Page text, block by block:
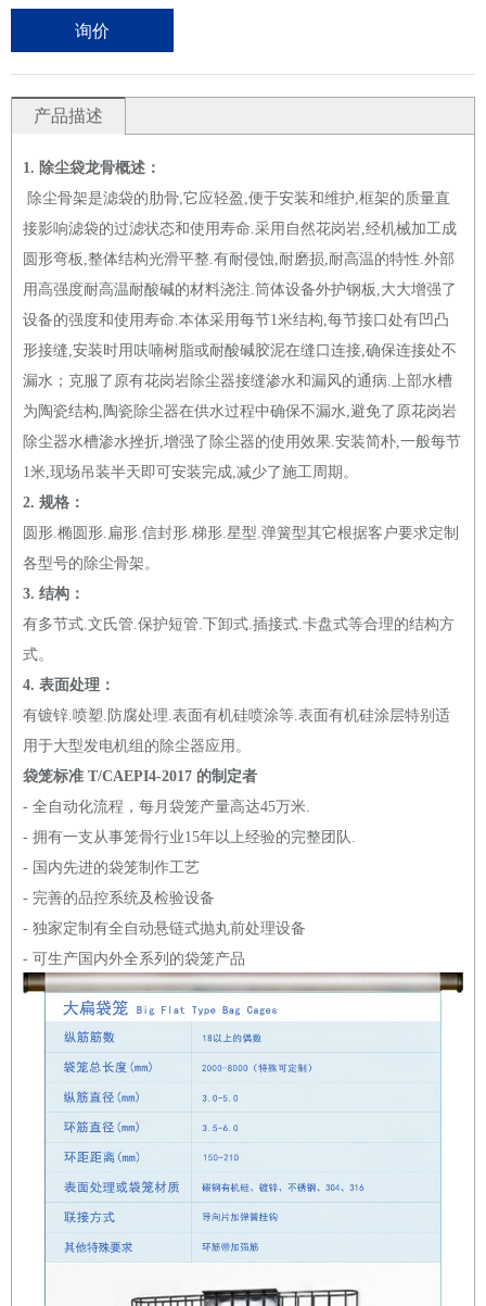
询价
产品描述
1. 除尘袋龙骨概述：
除尘骨架是滤袋的肋骨,它应轻盈,便于安装和维护,框架的质量直
接影响滤袋的过滤状态和使用寿命.采用自然花岗岩,经机械加工成
圆形弯板,整体结构光滑平整.有耐侵蚀,耐磨损,耐高温的特性.外部
用高强度耐高温耐酸碱的材料浇注.筒体设备外护钢板,大大增强了
设备的强度和使用寿命.本体采用每节1米结构,每节接口处有凹凸
形接缝,安装时用呋喃树脂或耐酸碱胶泥在缝口连接,确保连接处不
漏水；克服了原有花岗岩除尘器接缝渗水和漏风的通病.上部水槽
为陶瓷结构,陶瓷除尘器在供水过程中确保不漏水,避免了原花岗岩
除尘器水槽渗水挫折,增强了除尘器的使用效果.安装简朴,一般每节
1米,现场吊装半天即可安装完成,减少了施工周期。
2. 规格：
圆形.椭圆形.扁形.信封形.梯形.星型.弹簧型其它根据客户要求定制
各型号的除尘骨架。
3. 结构：
有多节式.文氏管.保护短管.下卸式.插接式.卡盘式等合理的结构方
式。
4. 表面处理：
有镀锌.喷塑.防腐处理.表面有机硅喷涂等.表面有机硅涂层特别适
用于大型发电机组的除尘器应用。
袋笼标准 T/CAEPI4-2017 的制定者
- 全自动化流程，每月袋笼产量高达45万米.
- 拥有一支从事笼骨行业15年以上经验的完整团队.
- 国内先进的袋笼制作工艺
- 完善的品控系统及检验设备
- 独家定制有全自动悬链式抛丸前处理设备
- 可生产国内外全系列的袋笼产品